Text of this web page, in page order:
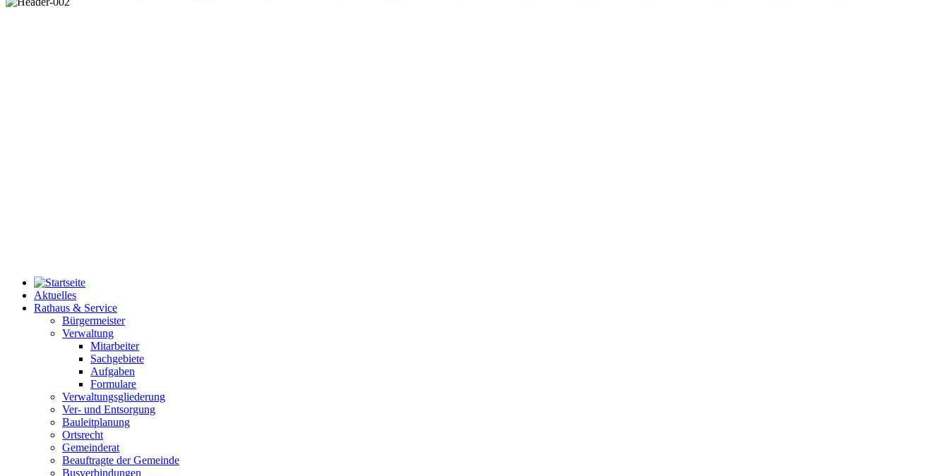
Aktuelles
Rathaus & Service
Bürgermeister
Verwaltung
Mitarbeiter
Sachgebiete
Aufgaben
Formulare
Verwaltungsgliederung
Ver- und Entsorgung
Bauleitplanung
Ortsrecht
Gemeinderat
Beauftragte der Gemeinde
Busverbindungen